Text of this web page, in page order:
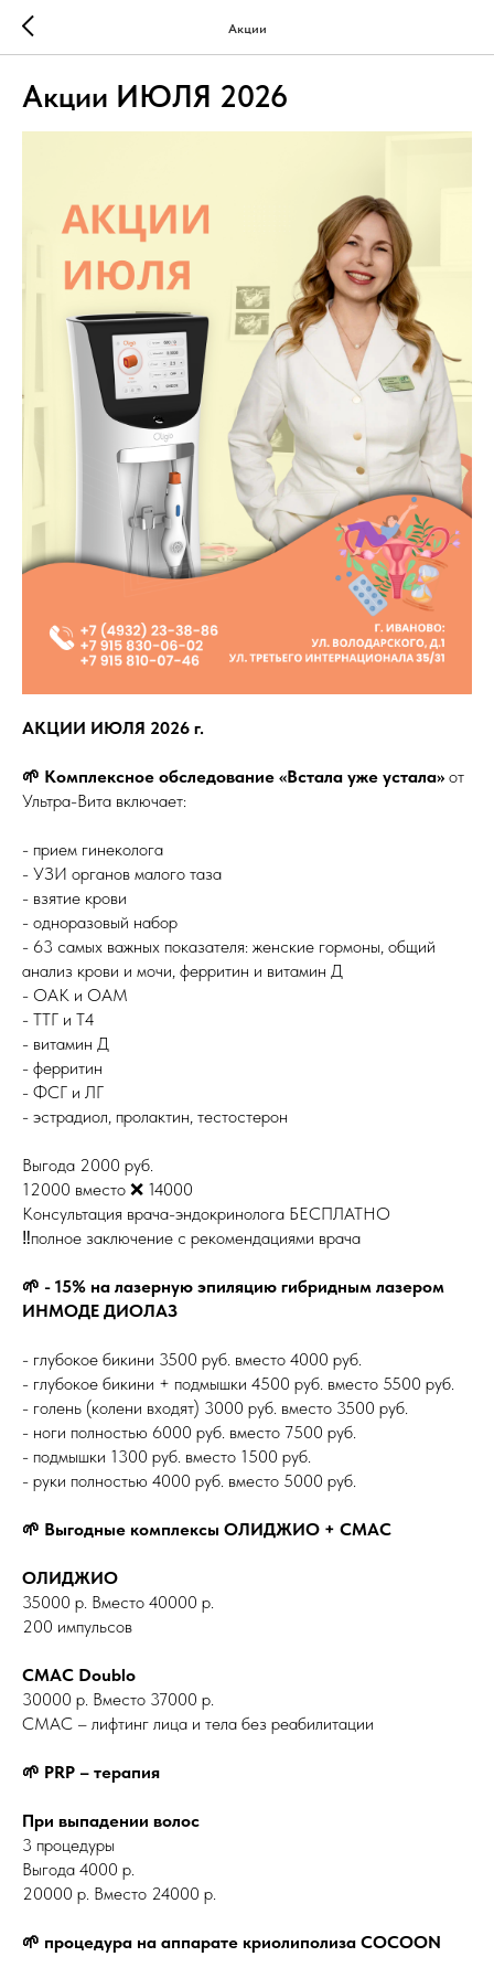
Акции
Акции ИЮЛЯ 2026
АКЦИИ ИЮЛЯ 2026 г.
🌱 Комплексное обследование «Встала уже устала» от
Ультра-Вита включает:
- прием гинеколога
- УЗИ органов малого таза
- взятие крови
- одноразовый набор
- 63 самых важных показателя: женские гормоны, общий
анализ крови и мочи, ферритин и витамин Д
- ОАК и ОАМ
- ТТГ и Т4
- витамин Д
- ферритин
- ФСГ и ЛГ
- эстрадиол, пролактин, тестостерон
Выгода 2000 руб.
12000 вместо ❌ 14000
Консультация врача-эндокринолога БЕСПЛАТНО
‼️полное заключение с рекомендациями врача
🌱 - 15% на лазерную эпиляцию гибридным лазером
ИНМОДЕ ДИОЛАЗ
- глубокое бикини 3500 руб. вместо 4000 руб.
- глубокое бикини + подмышки 4500 руб. вместо 5500 руб.
- голень (колени входят) 3000 руб. вместо 3500 руб.
- ноги полностью 6000 руб. вместо 7500 руб.
- подмышки 1300 руб. вместо 1500 руб.
- руки полностью 4000 руб. вместо 5000 руб.
🌱 Выгодные комплексы ОЛИДЖИО + СМАС
ОЛИДЖИО
35000 р. Вместо 40000 р.
200 импульсов
СМАС Doublo
30000 р. Вместо 37000 р.
СМАС – лифтинг лица и тела без реабилитации
🌱 PRP – терапия
При выпадении волос
3 процедуры
Выгода 4000 р.
20000 р. Вместо 24000 р.
🌱 процедура на аппарате криолиполиза COCOON